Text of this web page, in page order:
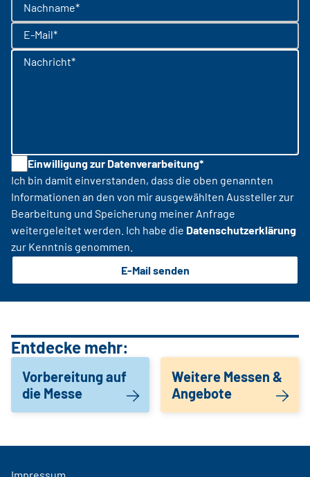
Nachname*
E-Mail*
Nachricht*
Einwilligung zur Datenverarbeitung*
Ich bin damit einverstanden, dass die oben genannten
Informationen an den von mir ausgewählten Aussteller zur
Bearbeitung und Speicherung meiner Anfrage
weitergeleitet werden. Ich habe die Datenschutzerklärung
zur Kenntnis genommen.
E-Mail senden
Entdecke mehr:
Vorbereitung auf
die Messe
Weitere Messen &
Angebote